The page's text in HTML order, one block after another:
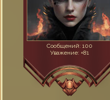
Сообщений: 100
Уважение: +81